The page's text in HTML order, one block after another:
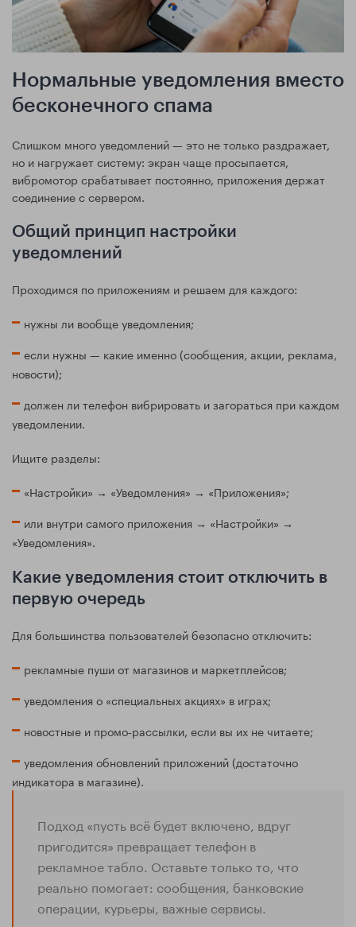
Нормальные уведомления вместо
бесконечного спама
Слишком много уведомлений — это не только раздражает,
но и нагружает систему: экран чаще просыпается,
вибромотор срабатывает постоянно, приложения держат
соединение с сервером.
Общий принцип настройки
уведомлений
Проходимся по приложениям и решаем для каждого:
нужны ли вообще уведомления;
если нужны — какие именно (сообщения, акции, реклама,
новости);
должен ли телефон вибрировать и загораться при каждом
уведомлении.
Ищите разделы:
«Настройки» → «Уведомления» → «Приложения»;
или внутри самого приложения → «Настройки» →
«Уведомления».
Какие уведомления стоит отключить в
первую очередь
Для большинства пользователей безопасно отключить:
рекламные пуши от магазинов и маркетплейсов;
уведомления о «специальных акциях» в играх;
новостные и промо‑рассылки, если вы их не читаете;
уведомления обновлений приложений (достаточно
индикатора в магазине).
Подход «пусть всё будет включено, вдруг
пригодится» превращает телефон в
рекламное табло. Оставьте только то, что
реально помогает: сообщения, банковские
операции, курьеры, важные сервисы.